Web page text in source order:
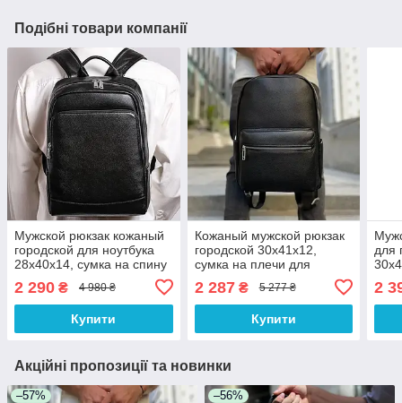
Подібні товари компанії
Мужской рюкзак кожаный
городской для ноутбука
28х40х14, сумка на спину
для студента Tiding Bag ,
черная
2 290 ₴ 4 980 ₴
Купити
Кожаный мужской рюкзак
городской 30х41х12,
сумка на плечи для
Tiding Bag 20334 черная
2 287₴ 5 277 ₴
Купити
для
2
Акційні пропозиції та новинки
–57% –56%